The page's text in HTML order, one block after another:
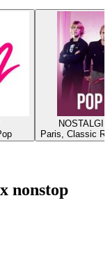
Paris, Classic
nonstop